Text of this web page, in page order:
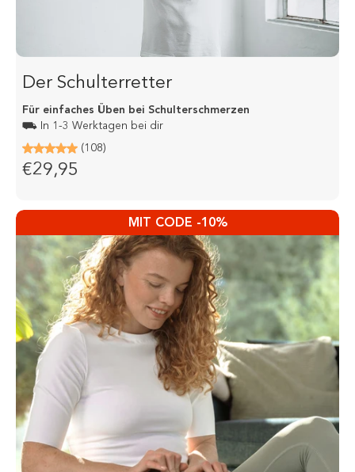
Der Schulterretter
Für einfaches Üben bei Schulterschmerzen
⛟ In 1-3 Werktagen bei dir
(108)
€29,95
MIT CODE -10%